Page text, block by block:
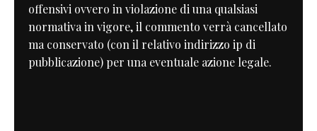
offensivi ovvero in violazione di una qualsiasi
normativa in vigore, il commento verrà cancellato
ma conservato (con il relativo indirizzo ip di
pubblicazione) per una eventuale azione legale.